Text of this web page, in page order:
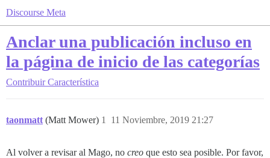
Discourse Meta
Anclar una publicación incluso en
la página de inicio de las categorías
Contribuir Característica
taonmatt (Matt Mower) 11 Noviembre, 2019 21:27
1
Al volver a revisar al Mago, no creo que esto sea posible. Por favor,